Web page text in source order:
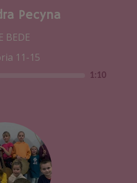
Pecyna
BEDE
11-15
1:10